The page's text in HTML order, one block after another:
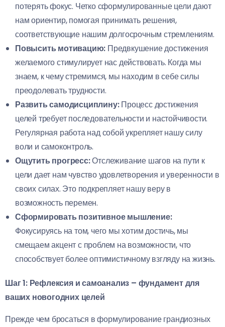
потерять фокус. Четко сформулированные цели дают
нам ориентир, помогая принимать решения,
соответствующие нашим долгосрочным стремлениям.
Повысить мотивацию: Предвкушение достижения
желаемого стимулирует нас действовать. Когда мы
знаем, к чему стремимся, мы находим в себе силы
преодолевать трудности.
Развить самодисциплину:Процесс достижения
целей требует последовательности и настойчивости.
Регулярная работа над собой укрепляет нашу силу
воли и самоконтроль.
Ощутить прогресс:Отслеживание шагов на пути к
цели дает нам чувство удовлетворения и уверенности в
своих силах. Это подкрепляет нашу веру в
возможность перемен.
Сформировать позитивное мышление:
Фокусируясь на том, чего мы хотим достичь, мы
смещаем акцент с проблем на возможности, что
способствует более оптимистичному взгляду на жизнь.
Шаг 1: Рефлексия и самоанализ – фундамент для
ваших новогодних целей
Прежде чем бросаться в формулирование грандиозных